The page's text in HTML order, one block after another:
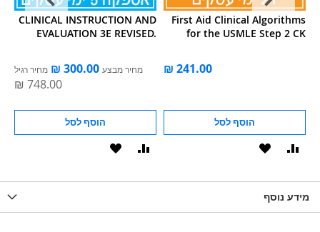
CLINICAL INSTRUCTION AND
EVALUATION 3E REVISED.
מחיר מבצע מחיר רגיל
הוסף לסל
הוסף
First Aid Clinical Algorithms
for the USMLE Step 2 CK
הוסף לסל
הוסף
מידע נוסף